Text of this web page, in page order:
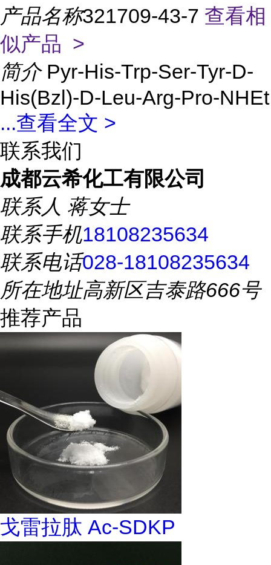
产品名称321709-43-7 查看相
似产品 >
简介 Pyr-His-Trp-Ser-Tyr-D-
His(Bzl)-D-Leu-Arg-Pro-NHEt
...查看全文 >
联系我们
成都云希化工有限公司
联系人 蒋女士
联系手机18108235634
联系电话028-18108235634
所在地址高新区吉泰路666号
推荐产品
戈雷拉肽 Ac-SDKP